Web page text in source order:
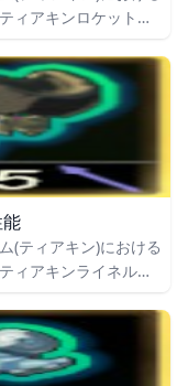
ィアキンロケットこ
(ティアキン)における
ィアキンライネル削